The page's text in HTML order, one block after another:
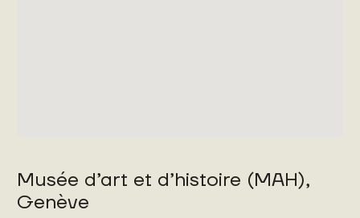
Musée d’art et d’histoire (MAH),
Genève